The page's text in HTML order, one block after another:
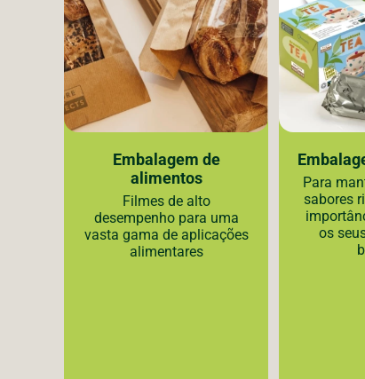
Embalagem de
alimentos
Filmes de alto
desempenho para uma
vasta gama de aplicações
alimentares
Para
sabores
os